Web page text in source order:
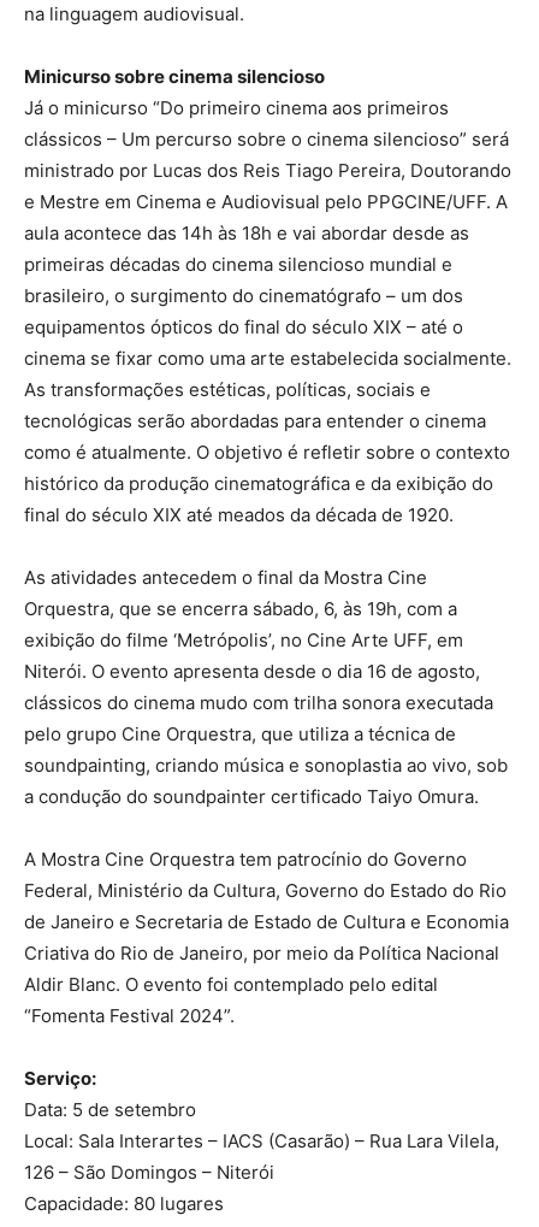
na linguagem audiovisual.
Minicurso sobre cinema silencioso
Já o minicurso “Do primeiro cinema aos primeiros
clássicos – Um percurso sobre o cinema silencioso” será
ministrado por Lucas dos Reis Tiago Pereira, Doutorando
e Mestre em Cinema e Audiovisual pelo PPGCINE/UFF. A
aula acontece das 14h às 18h e vai abordar desde as
primeiras décadas do cinema silencioso mundial e
brasileiro, o surgimento do cinematógrafo – um dos
equipamentos ópticos do final do século XIX – até o
cinema se fixar como uma arte estabelecida socialmente.
As transformações estéticas, políticas, sociais e
tecnológicas serão abordadas para entender o cinema
como é atualmente. O objetivo é refletir sobre o contexto
histórico da produção cinematográfica e da exibição do
final do século XIX até meados da década de 1920.
As atividades antecedem o final da Mostra Cine
Orquestra, que se encerra sábado, 6, às 19h, com a
exibição do filme ‘Metrópolis’, no Cine Arte UFF, em
Niterói. O evento apresenta desde o dia 16 de agosto,
clássicos do cinema mudo com trilha sonora executada
pelo grupo Cine Orquestra, que utiliza a técnica de
soundpainting, criando música e sonoplastia ao vivo, sob
a condução do soundpainter certificado Taiyo Omura.
A Mostra Cine Orquestra tem patrocínio do Governo
Federal, Ministério da Cultura, Governo do Estado do Rio
de Janeiro e Secretaria de Estado de Cultura e Economia
Criativa do Rio de Janeiro, por meio da Política Nacional
Aldir Blanc. O evento foi contemplado pelo edital
“Fomenta Festival 2024”.
Serviço:
Data: 5 de setembro
Local: Sala Interartes – IACS (Casarão) – Rua Lara Vilela,
126 – São Domingos – Niterói
Capacidade: 80 lugares